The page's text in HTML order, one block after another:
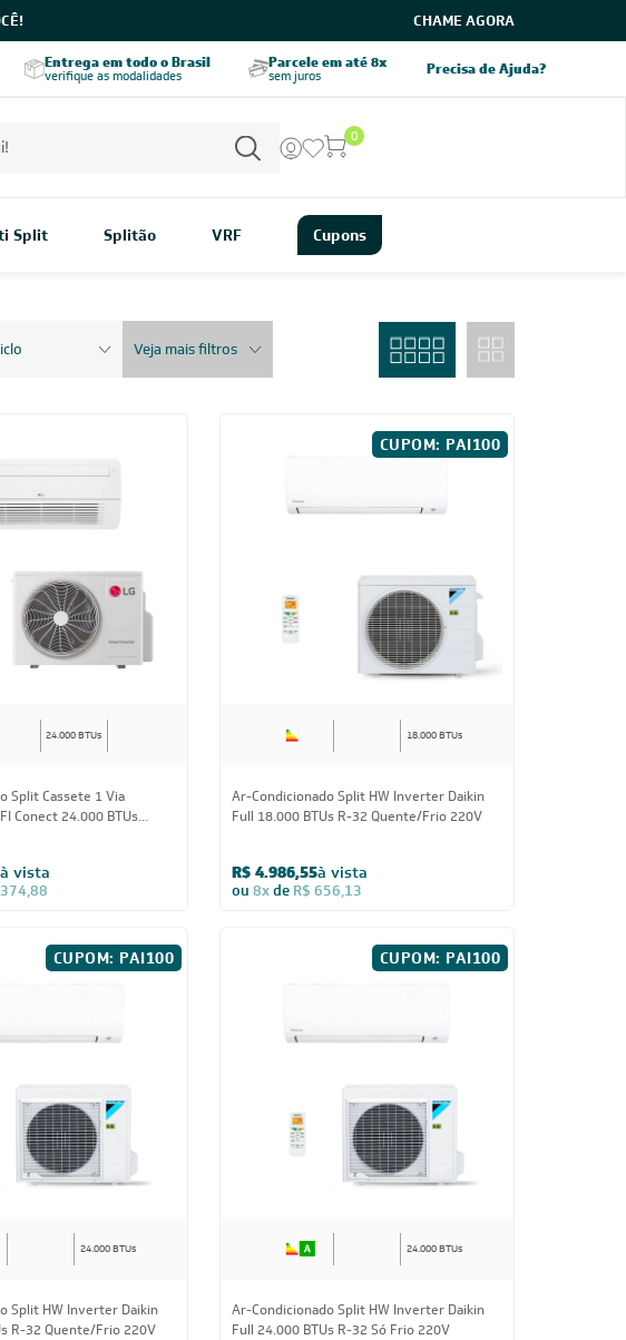
CHAME AGORA
Precisa de Ajuda?
Entrega em todo o Brasil
verifique as modalidades
Parcele em até 8x
sem juros
5% OFF no PIX
pagamento à vista
0
Split Splitão VRF Cupons
Veja mais filtros
24.000 BTUs
Split Cassete 1 Via
Conect 24.000 BTUs
à vista
CUPOM: PAI100
18.000 BTUs
Ar-Condicionado Split HW Inverter Daikin
Full 18.000 BTUs R-32 Quente/Frio 220V
R$ 4.986,55à vista
ou 8xde R$ 656,13
CUPOM: PAI100
24.000 BTUs
Split HW Inverter Daikin
R-32 Quente/Frio 220V
CUPOM: PAI100
24.000 BTUs
Ar-Condicionado Split HW Inverter Daikin
Full 24.000 BTUs R-32 Só Frio 220V